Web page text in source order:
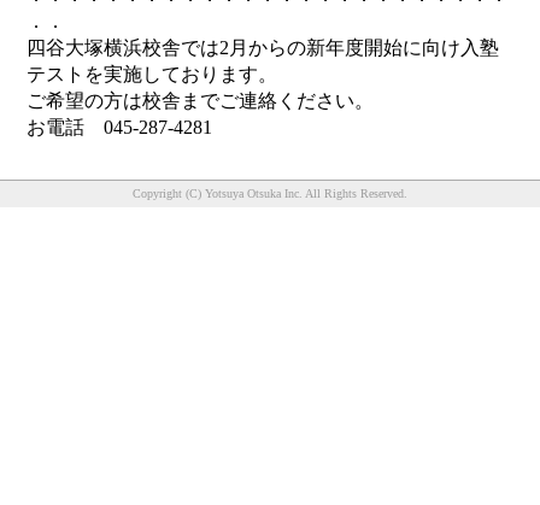
．．
四谷大塚横浜校舎では2月からの新年度開始に向け入塾
テストを実施しております。
ご希望の方は校舎までご連絡ください。
お電話 045-287-4281
Copyright (C) Yotsuya Otsuka Inc. All Rights Reserved.